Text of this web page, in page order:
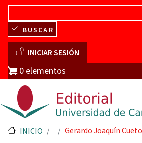
Pasar al contenido principal
BUSCAR
Menú de cuenta de
INICIAR SESIÓN
0 elementos
INICIO Gerardo Joaquín